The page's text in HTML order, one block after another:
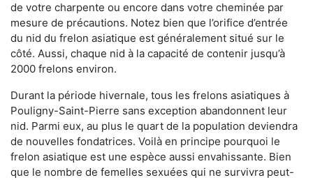
de votre charpente ou encore dans votre cheminée par
mesure de précautions. Notez bien que l’orifice d’entrée
du nid du frelon asiatique est généralement situé sur le
côté. Aussi, chaque nid à la capacité de contenir jusqu’à
2000 frelons environ.
Durant la période hivernale, tous les frelons asiatiques à
Pouligny-Saint-Pierre sans exception abandonnent leur
nid. Parmi eux, au plus le quart de la population deviendra
de nouvelles fondatrices. Voilà en principe pourquoi le
frelon asiatique est une espèce aussi envahissante. Bien
que le nombre de femelles sexuées qui ne survivra peut-